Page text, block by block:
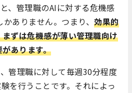
、管理職のAIに対する危機感
ありません。つまり、 効果的
ずは危機感が薄い管理職向け
あります。
管理職に対して毎週30分程度
を行うことです。それによっ